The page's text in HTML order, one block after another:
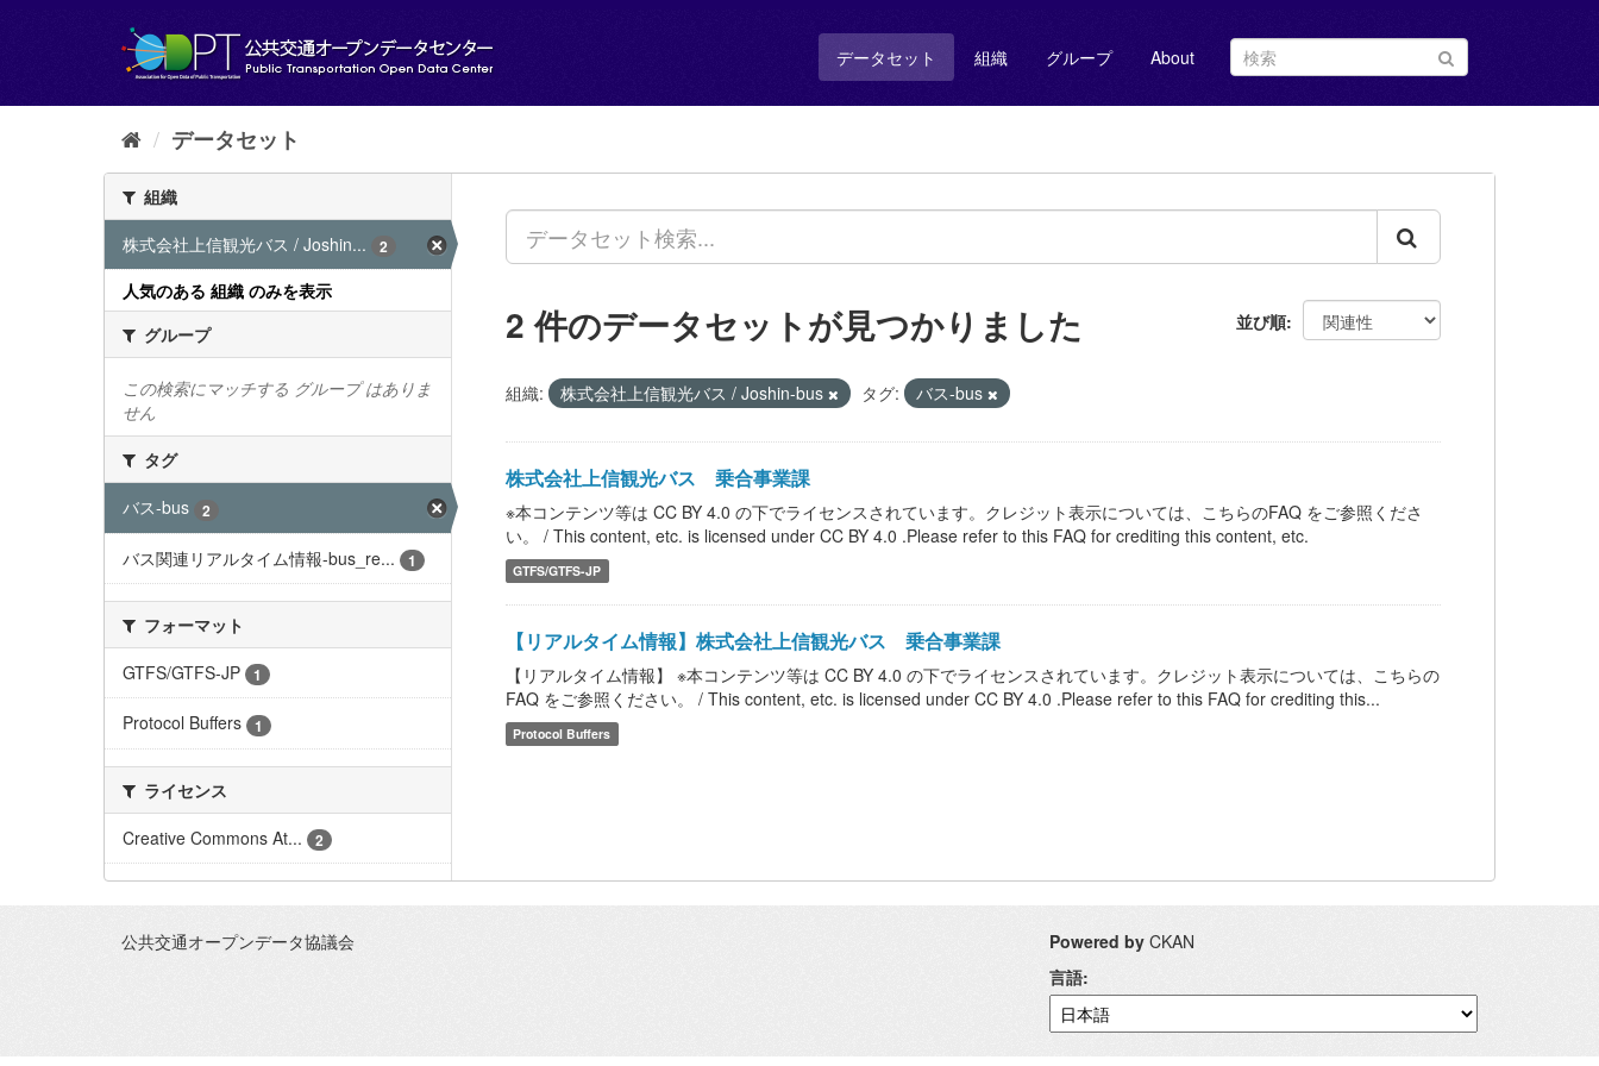
し
データセット 組織 グループ About
データセット
組織
株式会社上信観光バス / Joshin...
2
人気のある 組織 のみを表示
グループ
この検索にマッチする グループ はありま
せん
タグ
バス-bus
2
バス関連リアルタイム情報-bus_re... 1
フォーマット
GTFS/GTFS-JP
1
Protocol Buffers 1
ライセンス
Creative Commons At...
2
並び順
2 件のデータセットが見つかりました
組織: 株式会社上信観光バス / Joshin-bus タグ: バス-bus
株式会社上信観光バス 乗合事業課
※本コンテンツ等は CC BY 4.0 の下でライセンスされています。クレジット表示については、こちらのFAQ をご参照くださ
い。 / This content, etc. is licensed under CC BY 4.0 .Please refer to this FAQ for crediting this content, etc.
GTFS/GTFS-JP
【リアルタイム情報】株式会社上信観光バス 乗合事業課
【リアルタイム情報】 ※本コンテンツ等は CC BY 4.0 の下でライセンスされています。クレジット表示については、こちらの
FAQ をご参照ください。 / This content, etc. is licensed under CC BY 4.0 .Please refer to this FAQ for crediting this...
Protocol Buffers
公共交通オープンデータ協議会 Powered by CKAN
言語